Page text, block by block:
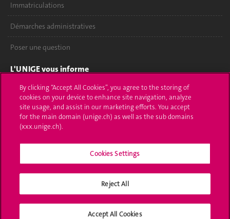
Immatriculations
Démarches administratives
Poser une question
L'UNIGE vous informe
UNIGE Mobile
Médias
Offres d'emploi
Calendrier académique
Médias sociaux UNIGE
By clicking “Accept All Cookies”, you agree to the storing of
cookies on your device to enhance site navigation, analyze
site usage, and assist in our marketing efforts. You accept
for the main domain (unige.ch) as well as the sub domains
(xxx.unige.ch).
Cookies Settings
Reject All
Accept All Cookies